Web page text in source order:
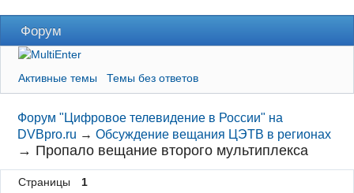
Форум
Активные темы Темы без ответов
Форум "Цифровое телевидение в России" на
DVBpro.ru →Обсуждение вещания ЦЭТВ в регионах
→ Пропало вещание второго мультиплекса
Страницы
1